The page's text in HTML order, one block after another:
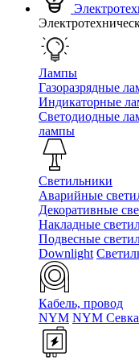
Лампы
Газоразрядные
Индикаторные
Светодиодные
лампы
Светильники
Аварийные
Декоративные
Накладные
Подвесные
Downlight
Кабель, провод
NYM NYM